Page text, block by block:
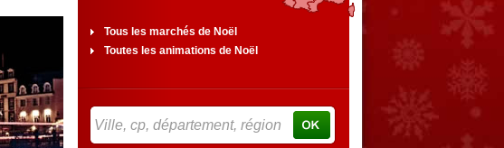
Tous les marchés de Noël
Toutes les animations de Noël